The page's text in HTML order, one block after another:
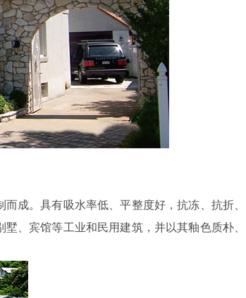
成。具有吸水率低、平整度好，抗冻、抗折、
、宾馆等工业和民用建筑，并以其釉色质朴、